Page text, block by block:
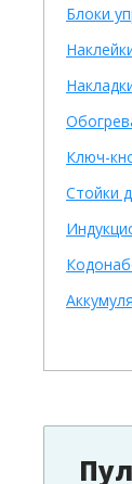
Блоки
Ключ-
Стойки